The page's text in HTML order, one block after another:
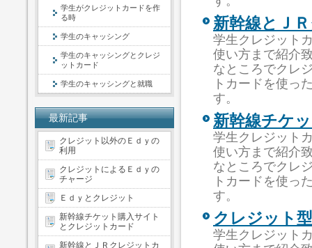
新幹線とＪ
学生クレジット
使い方まで紹介
なところでクレ
トカードを使っ
す。
新幹線チケ
学生クレジット
使い方まで紹介
なところでクレ
トカードを使っ
す。
クレジット
学生クレジット
学生がクレジットカードを作
る時
学生のキャッシング
学生のキャッシングとクレジ
ットカード
学生のキャッシングと就職
最新記事
クレジット以外のＥｄｙの
利用
クレジットによるＥｄｙの
チャージ
Ｅｄｙとクレジット
新幹線チケット購入サイト
とクレジットカード
新幹線とＪＲクレジットカ